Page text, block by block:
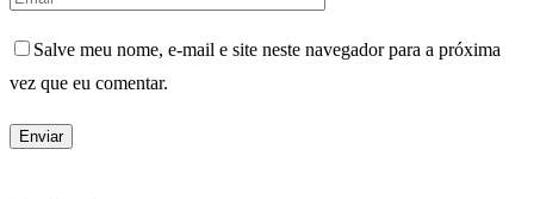
Salve meu nome, e-mail e site neste navegador para a próxima
vez que eu comentar.